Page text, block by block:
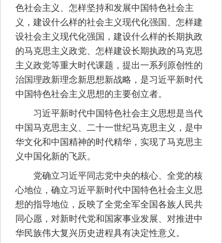
色社会主义、怎样坚持和发展中国特色社会主
义，建设什么样的社会主义现代化强国、怎样建
设社会主义现代化强国，建设什么样的长期执政
的马克思主义政党、怎样建设长期执政的马克思
主义政党等重大时代课题，提出一系列原创性的
治国理政新理念新思想新战略，是习近平新时代
中国特色社会主义思想的主要创立者。
习近平新时代中国特色社会主义思想是当代
中国马克思主义、二十一世纪马克思主义，是中
华文化和中国精神的时代精华，实现了马克思主
义中国化新的飞跃。
党确立习近平同志党中央的核心、全党的核
心地位，确立习近平新时代中国特色社会主义思
想的指导地位，反映了全党全军全国各族人民共
同心愿，对新时代党和国家事业发展、对推进中
华民族伟大复兴历史进程具有决定性意义。